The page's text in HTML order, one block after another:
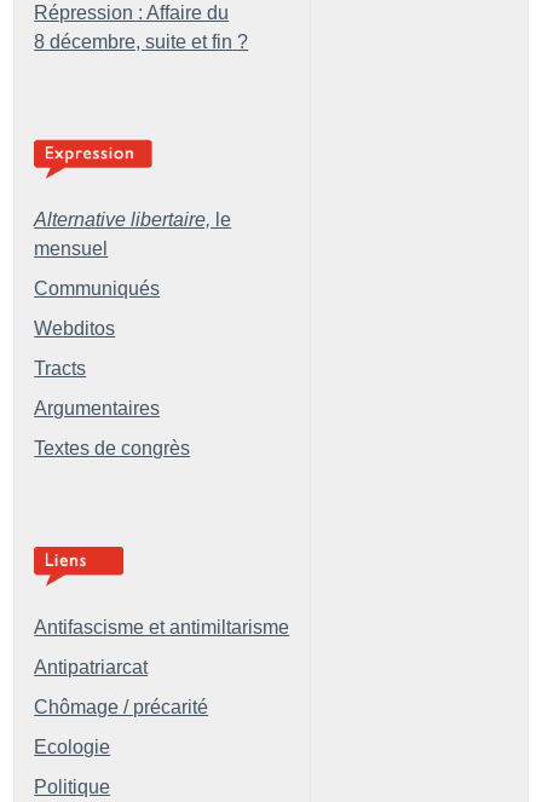
Répression : Affaire du
8 décembre, suite et fin ?
Alternative libertaire, le
mensuel
Communiqués
Webditos
Tracts
Argumentaires
Textes de congrès
Antifascisme et antimiltarisme
Antipatriarcat
Chômage / précarité
Ecologie
Politique